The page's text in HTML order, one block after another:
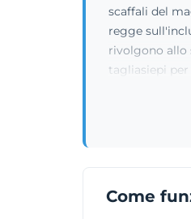
scaffali del
regge
rivolgono allo
tagliasiepi per
Come